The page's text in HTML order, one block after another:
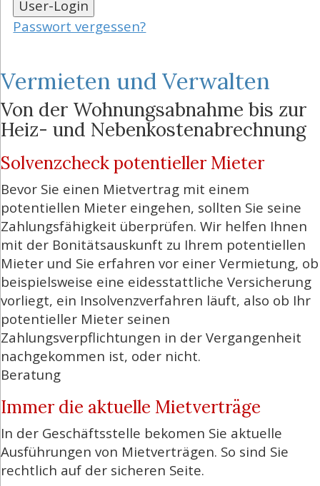
Passwort vergessen?
Vermieten und Verwalten
Von der Wohnungsabnahme bis zur
Heiz- und Nebenkostenabrechnung
Solvenzcheck potentieller Mieter
Bevor Sie einen Mietvertrag mit einem
potentiellen Mieter eingehen, sollten Sie seine
Zahlungsfähigkeit überprüfen. Wir helfen Ihnen
mit der Bonitätsauskunft zu Ihrem potentiellen
Mieter und Sie erfahren vor einer Vermietung, ob
beispielsweise eine eidesstattliche Versicherung
vorliegt, ein Insolvenzverfahren läuft, also ob Ihr
potentieller Mieter seinen
Zahlungsverpflichtungen in der Vergangenheit
nachgekommen ist, oder nicht.
Beratung
Immer die aktuelle Mietverträge
In der Geschäftsstelle bekomen Sie aktuelle
Ausführungen von Mietverträgen. So sind Sie
rechtlich auf der sicheren Seite.